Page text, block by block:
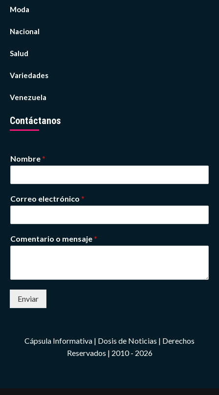
Moda
Nacional
Salud
Variedades
Venezuela
Contáctanos
Nombre*
Correo electrónico *
Comentario o mensaje*
Enviar